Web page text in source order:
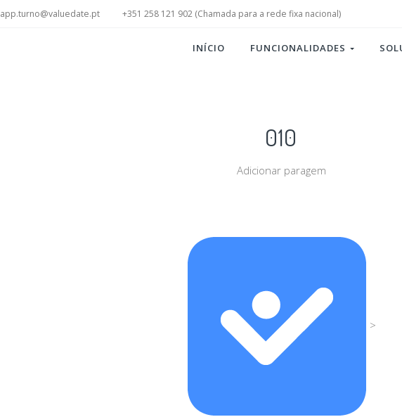
app.turno@valuedate.pt +351 258 121 902 (Chamada para a rede fixa nacional)
INÍCIO FUNCIONALIDADES
010
Adicionar paragem
>